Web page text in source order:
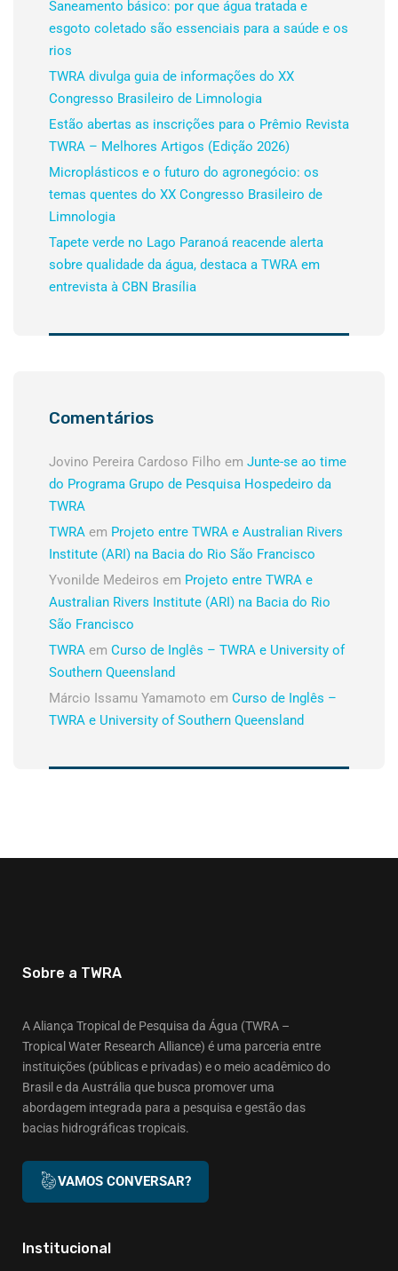
Saneamento básico: por que água tratada e
esgoto coletado são essenciais para a saúde e os
rios
TWRA divulga guia de informações do XX
Congresso Brasileiro de Limnologia
Estão abertas as inscrições para o Prêmio Revista
TWRA – Melhores Artigos (Edição 2026)
Microplásticos e o futuro do agronegócio: os
temas quentes do XX Congresso Brasileiro de
Limnologia
Tapete verde no Lago Paranoá reacende alerta
sobre qualidade da água, destaca a TWRA em
entrevista à CBN Brasília
Comentários
Jovino Pereira Cardoso Filho em Junte-se ao time
do Programa Grupo de Pesquisa Hospedeiro da
TWRA
TWRA em Projeto entre TWRA e Australian Rivers
Institute (ARI) na Bacia do Rio São Francisco
Yvonilde Medeiros em Projeto entre TWRA e
Australian Rivers Institute (ARI) na Bacia do Rio
São Francisco
TWRA em Curso de Inglês – TWRA e University of
Southern Queensland
Márcio Issamu Yamamoto em Curso de Inglês –
TWRA e University of Southern Queensland
Sobre a TWRA
A Aliança Tropical de Pesquisa da Água (TWRA –
Tropical Water Research Alliance) é uma parceria entre
instituições (públicas e privadas) e o meio acadêmico do
Brasil e da Austrália que busca promover uma
abordagem integrada para a pesquisa e gestão das
bacias hidrográficas tropicais.
VAMOS CONVERSAR?
Institucional